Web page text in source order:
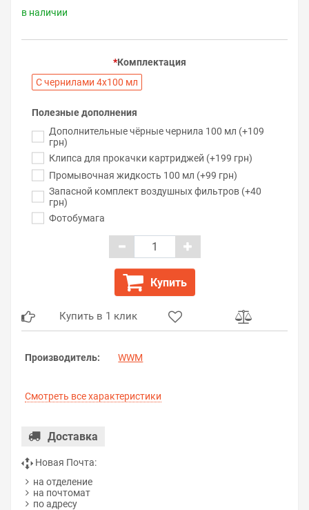
в наличии
Комплектация
С чернилами 4х100 мл
Полезные дополнения
Дополнительные чёрные чернила 100 мл (+109
грн)
Клипса для прокачки картриджей (+199 грн)
Промывочная жидкость 100 мл (+99 грн)
Запасной комплект воздушных фильтров (+40
грн)
Фотобумага
Купить
Купить в 1 клик
Производитель: WWM
Смотреть все характеристики
Доставка
Новая Почта:
на отделение
на почтомат
по адресу